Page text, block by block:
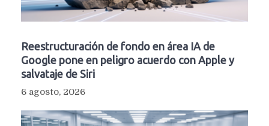
Reestructuración de fondo en área IA de
Google pone en peligro acuerdo con Apple y
salvataje de Siri
6 agosto, 2026